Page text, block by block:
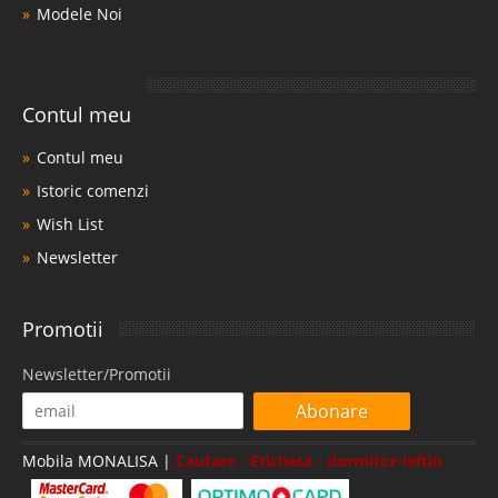
Modele Noi
Contul meu
Contul meu
Istoric comenzi
Wish List
Newsletter
Promotii
Newsletter/Promotii
Abonare
Mobila MONALISA | Cautare - Eticheta - dormitor-ieftin